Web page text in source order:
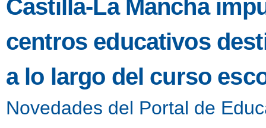
Castilla-La Mancha
centros educativos
a lo largo del curso
Novedades del Portal de